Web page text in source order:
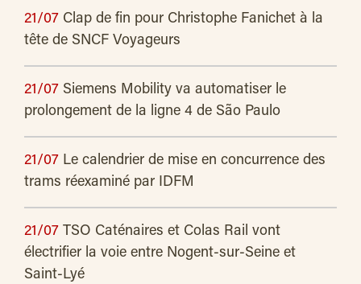
21/07 Clap de fin pour Christophe Fanichet à la
tête de SNCF Voyageurs
21/07 Siemens Mobility va automatiser le
prolongement de la ligne 4 de São Paulo
21/07 Le calendrier de mise en concurrence des
trams réexaminé par IDFM
21/07 TSO Caténaires et Colas Rail vont
électrifier la voie entre Nogent-sur-Seine et
Saint-Lyé